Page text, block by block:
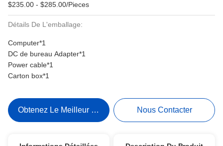
$235.00 - $285.00/Pieces
Détails De L'emballage:
Computer*1
DC de bureau Adapter*1
Power cable*1
Carton box*1
Obtenez Le Meilleur Prix Nous Contacter